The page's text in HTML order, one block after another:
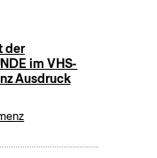
der
im VHS-
Ausdruck